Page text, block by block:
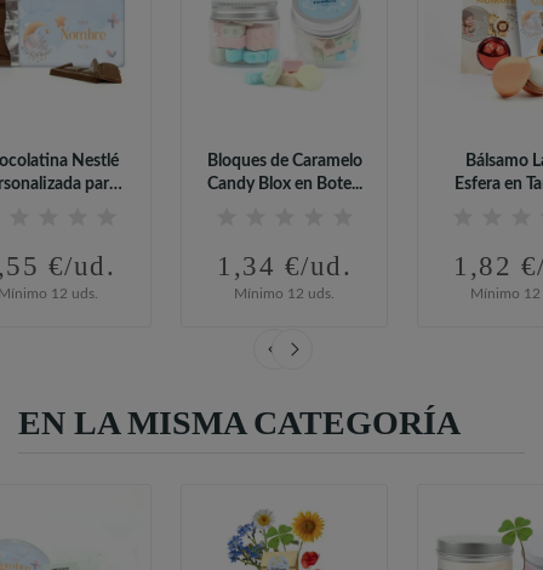
Nestlé
para
€/ud.
12 uds.
Bloques de Caramelo
Candy Blox en Bote...
1,34 €/ud.
Mínimo 12 uds.
Bálsamo
Esfera en
1,82
Mínimo 12
EN LA MISMA CATEGORÍA